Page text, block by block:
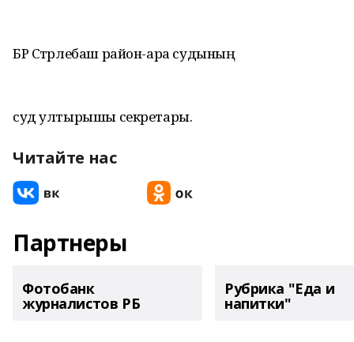
БР Стәрлебаш район-ара судының
суд ултырышы секретары.
Читайте нас
Партнеры
Фотобанк
журналистов РБ
Рубрика "Еда и
напитки"